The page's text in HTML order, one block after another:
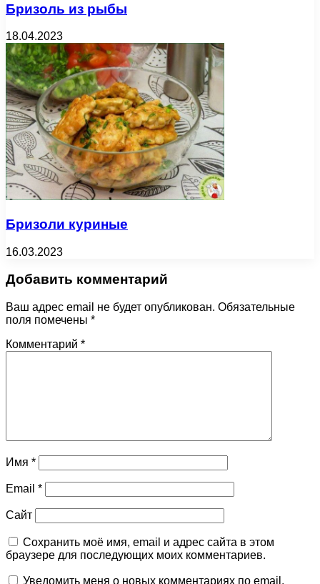
Бризоль из рыбы
18.04.2023
Бризоли куриные
16.03.2023
Добавить комментарий
Ваш адрес email не будет опубликован. Обязательные
поля помечены *
Комментарий *
Имя *
Email *
Сайт
Сохранить моё имя, email и адрес сайта в этом
браузере для последующих моих комментариев.
Уведомить меня о новых комментариях по email.